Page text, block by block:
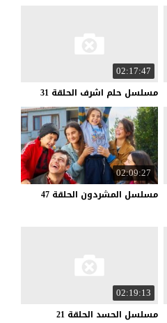
02:17:47
مسلسل حلم اشرف الحلقة 31
02:09:27
مسلسل المشردون الحلقة 47
02:19:13
مسلسل الحسد الحلقة 21